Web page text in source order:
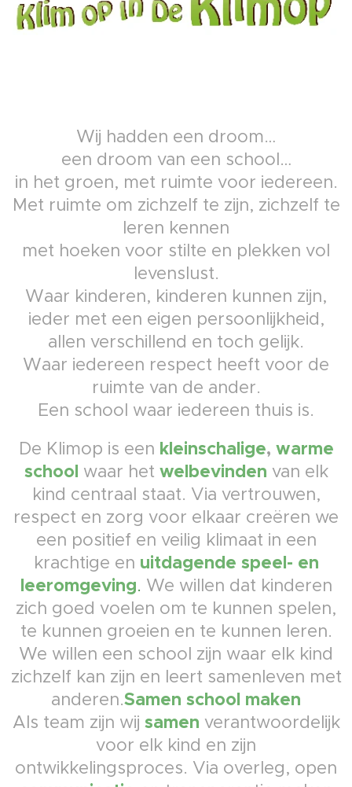
Wij hadden een droom…
een droom van een school…
in het groen, met ruimte voor iedereen.
Met ruimte om zichzelf te zijn, zichzelf te
leren kennen
met hoeken voor stilte en plekken vol
levenslust.
Waar kinderen, kinderen kunnen zijn,
ieder met een eigen persoonlijkheid,
allen verschillend en toch gelijk.
Waar iedereen respect heeft voor de
ruimte van de ander.
Een school waar iedereen thuis is.
De Klimop is een kleinschalige, warme
school waar het welbevinden van elk
kind centraal staat. Via vertrouwen,
respect en zorg voor elkaar creëren we
een positief en veilig klimaat in een
krachtige en uitdagende speel- en
leeromgeving. We willen dat kinderen
zich goed voelen om te kunnen spelen,
te kunnen groeien en te kunnen leren.
We willen een school zijn waar elk kind
zichzelf kan zijn en leert samenleven met
anderen.Samen school maken
Als team zijn wij samen verantwoordelijk
voor elk kind en zijn
ontwikkelingsproces. Via overleg, open